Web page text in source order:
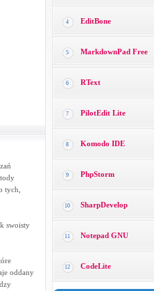
tych,
swoisty
oddany
4 EditBone
5 MarkdownPad Free
6 RText
7 PilotEdit Lite
8 Komodo IDE
9 PhpStorm
10 SharpDevelop
11 Notepad GNU
12 CodeLite